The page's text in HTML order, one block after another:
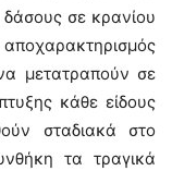
δάσους σε κρανίου
μετατραπούν σε
κάθε είδους
σταδιακά στο
τα τραγικά